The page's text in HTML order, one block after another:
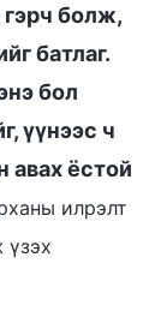
болж,
батлаг.
бол
үүнээс ч
авах ёстой
илрэлт
үзэх